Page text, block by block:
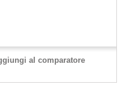
al comparatore